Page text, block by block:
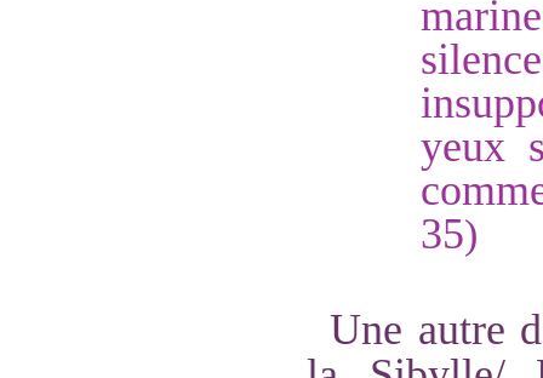
yeux
35)
Une autre